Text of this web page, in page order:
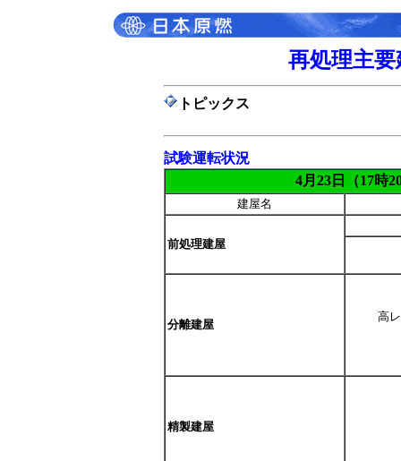
再処理主
トピックス
試験運転状況
4月23日（17時
建屋名
前処理建屋
分離建屋
高
精製建屋